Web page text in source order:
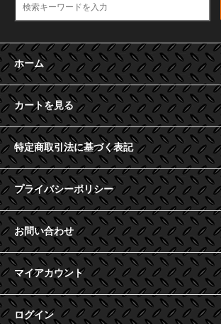
ホーム
カートを見る
特定商取引法に基づく表記
プライバシーポリシー
お問い合わせ
マイアカウント
ログイン